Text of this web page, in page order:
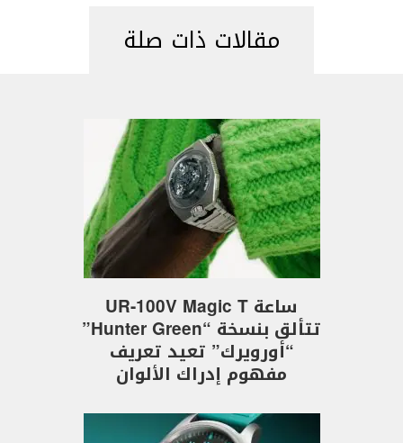
مقالات ذات صلة
ساعة UR-100V Magic T
تتألق بنسخة “Hunter Green”
“أورويرك” تعيد تعريف
مفهوم إدراك الألوان